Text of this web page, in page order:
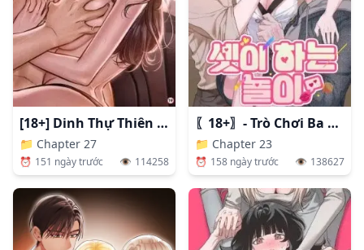
[18+] Dinh Thự Thiên Đường
📁 Chapter 27
⏰ 151 ngày trước 👁️ 114258
〖18+〗- Trò Chơi Ba Người
📁 Chapter 23
⏰ 158 ngày trước 👁️ 138627